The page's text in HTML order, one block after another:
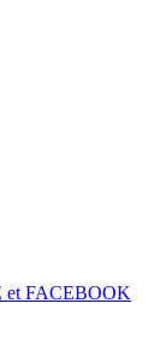
FACEBOOK